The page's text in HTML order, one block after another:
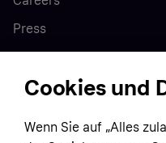
Press
Home
Customer service
Cookies und
Wenn Sie auf „Alles